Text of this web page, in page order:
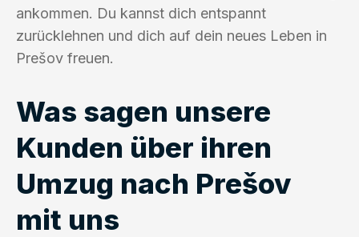
ankommen. Du kannst dich entspannt
zurücklehnen und dich auf dein neues Leben in
Prešov freuen.
Was sagen unsere
Kunden über ihren
Umzug nach Prešov
mit uns